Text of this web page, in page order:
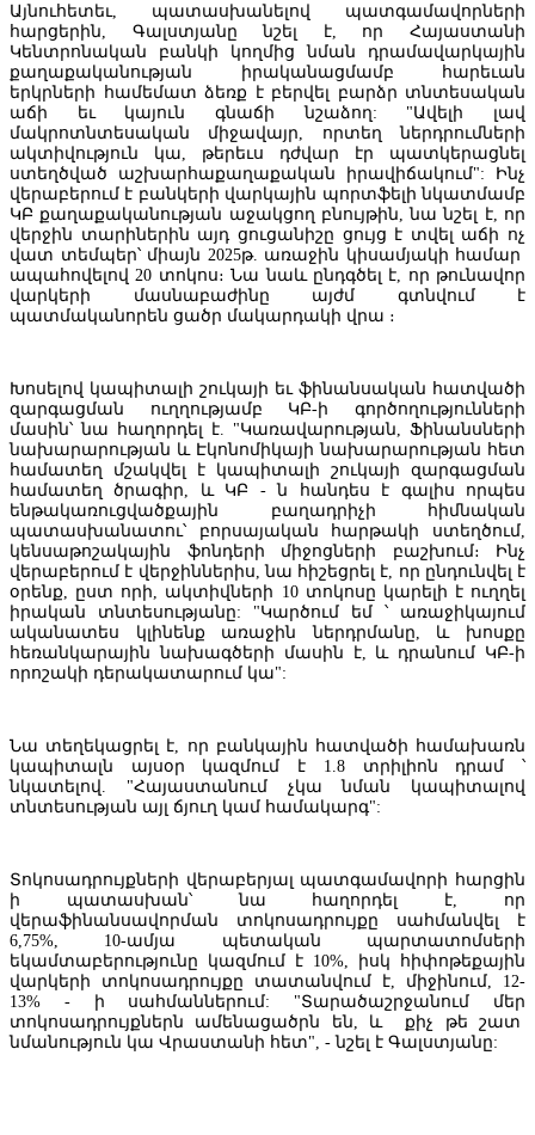
կիսամյակում արագացել է 6,3% - ից մինչեւ 7,9%, սակայն արտաքին
առևտրի անկումը շարունակվել է
ՀԾԿՀ-ը երկարաձգել է "Հրազդան-5" ՓԲԸ-ում ջերմային էներգիայի
Այնուհետեւ, պատասխանելով պատգամավորների
հարցերին, Գալստյանը նշել է, որ Հայաստանի
Կենտրոնական բանկի կողմից նման դրամավարկային
քաղաքականության իրականացմամբ հարեւան
երկրների համեմատ ձեռք է բերվել բարձր տնտեսական
աճի եւ կայուն գնաճի նշաձող: "Ավելի լավ
մակրոտնտեսական միջավայր, որտեղ ներդրումների
ակտիվություն կա, թերեւս դժվար էր պատկերացնել
ստեղծված աշխարհաքաղաքական իրավիճակում": Ինչ
վերաբերում է բանկերի վարկային պորտֆելի նկատմամբ
ԿԲ քաղաքականության աջակցող բնույթին, նա նշել է, որ
վերջին տարիներին այդ ցուցանիշը ցույց է տվել աճի ոչ
վատ տեմպեր՝ միայն 2025թ. առաջին կիսամյակի համար
ապահովելով 20 տոկոս։ Նա նաև ընդգծել է, որ թունավոր
վարկերի մասնաբաժինը այժմ գտնվում է
պատմականորեն ցածր մակարդակի վրա ։
Խոսելով կապիտալի շուկայի եւ ֆինանսական հատվածի
զարգացման ուղղությամբ ԿԲ-ի գործողությունների
մասին՝ նա հաղորդել է. "Կառավարության, Ֆինանսների
նախարարության և Էկոնոմիկայի նախարարության հետ
համատեղ մշակվել է կապիտալի շուկայի զարգացման
համատեղ ծրագիր, և ԿԲ - ն հանդես է գալիս որպես
ենթակառուցվածքային բաղադրիչի հիմնական
պատասխանատու՝ բորսայական հարթակի ստեղծում,
կենսաթոշակային ֆոնդերի միջոցների բաշխում։ Ինչ
վերաբերում է վերջիններիս, նա հիշեցրել է, որ ընդունվել է
օրենք, ըստ որի, ակտիվների 10 տոկոսը կարելի է ուղղել
իրական տնտեսությանը: "Կարծում եմ ՝ առաջիկայում
ականատես կլինենք առաջին ներդրմանը, և խոսքը
հեռանկարային նախագծերի մասին է, և դրանում ԿԲ-ի
որոշակի դերակատարում կա":
Նա տեղեկացրել է, որ բանկային հատվածի համախառն
կապիտալն այսօր կազմում է 1.8 տրիլիոն դրամ ՝
նկատելով. "Հայաստանում չկա նման կապիտալով
տնտեսության այլ ճյուղ կամ համակարգ":
Տոկոսադրույքների վերաբերյալ պատգամավորի հարցին
ի պատասխան՝ նա հաղորդել է, որ
վերաֆինանսավորման տոկոսադրույքը սահմանվել է
6,75%, 10-ամյա պետական պարտատոմսերի
եկամտաբերությունը կազմում է 10%, իսկ հիփոթեքային
վարկերի տոկոսադրույքը տատանվում է, միջինում, 12-
13% - ի սահմաններում: "Տարածաշրջանում մեր
տոկոսադրույքներն ամենացածրն են, և քիչ թե շատ
նմանություն կա Վրաստանի հետ", - նշել է Գալստյանը: